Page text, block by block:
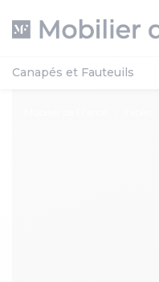
Canapés et Fauteuils